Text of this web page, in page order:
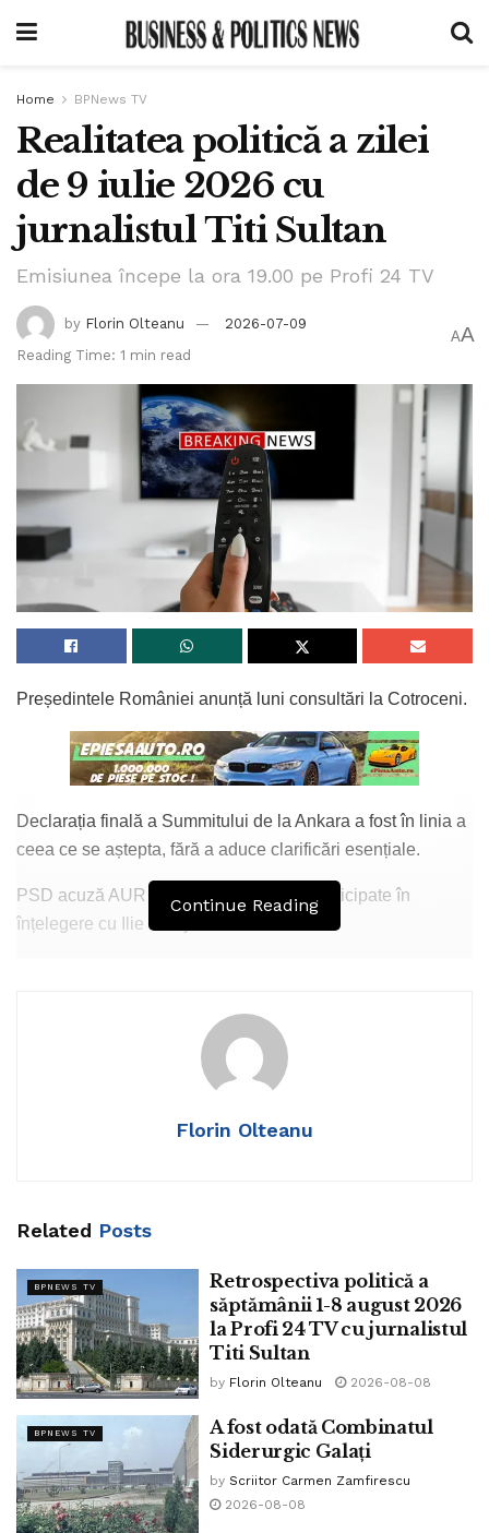
Home BPNews TV
Realitatea politică a zilei
de 9 iulie 2026 cu
jurnalistul Titi Sultan
Emisiunea începe la ora 19.00 pe Profi 24 TV
by Florin Olteanu
2026-07-09
Reading Time: 1 min read
AA
Președintele României anunță luni consultări la Cotroceni.
Declarația finală a Summitului de la Ankara a fost în linia a
ceea ce se aștepta, fără a aduce clarificări esențiale.
PSD acuză AUR că ar miza pe alegeri anticipate în
înțelegere cu Ilie Bolojan.
„În această seară, începând cu ora 19.00, vă dau întâlnire
la emisiunea REALITATEA POLITICĂ de la postul național
IZVORANU- Vicepreședinte Confederația Patronatul
PAVEL- Analist Politic. Emisiunea poate fi urmărită și live
pe pagina de Facebook Profi 24 TV sau pe canalul de
Youtube cu același nume, iar telespectatorii care
intenționează să intre în direct cu invitații o pot face
apelând numărul de telefon 0726989877.”
Continue Reading
Tags: Titi Sultan
Florin Olteanu
Related Posts
BPNEWS TV
Retrospectiva politică a
săptămânii 1-8 august 2026
la Profi 24 TV cu jurnalistul
Titi Sultan
by Florin Olteanu 2026-08-08
BPNEWS TV
A fost odată Combinatul
Siderurgic Galați
by Scriitor Carmen Zamfirescu
2026-08-08